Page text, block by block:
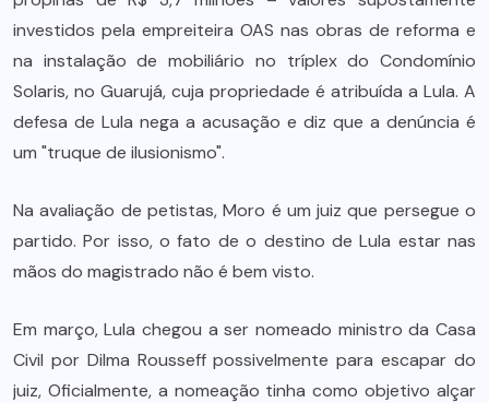
investidos pela empreiteira OAS nas obras de reforma e
na instalação de mobiliário no tríplex do Condomínio
Solaris, no Guarujá, cuja propriedade é atribuída a Lula. A
defesa de Lula nega a acusação e diz que a denúncia é
um "truque de ilusionismo".
Na avaliação de petistas, Moro é um juiz que persegue o
partido. Por isso, o fato de o destino de Lula estar nas
mãos do magistrado não é bem visto.
Em março, Lula chegou a ser nomeado ministro da Casa
Civil por Dilma Rousseff possivelmente para escapar do
juiz, Oficialmente, a nomeação tinha como objetivo alçar